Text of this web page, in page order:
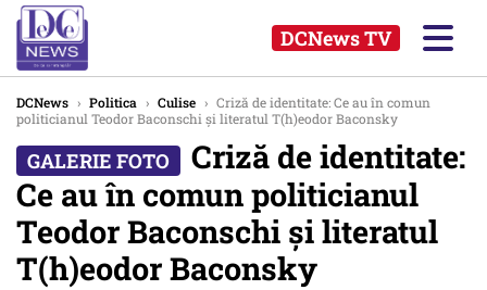
DCNews TV
DCNews › Politica › Culise › Criză de identitate: Ce au în comun
politicianul Teodor Baconschi şi literatul T(h)eodor Baconsky
Criză de identitate:
Ce au în comun politicianul
Teodor Baconschi şi literatul
T(h)eodor Baconsky